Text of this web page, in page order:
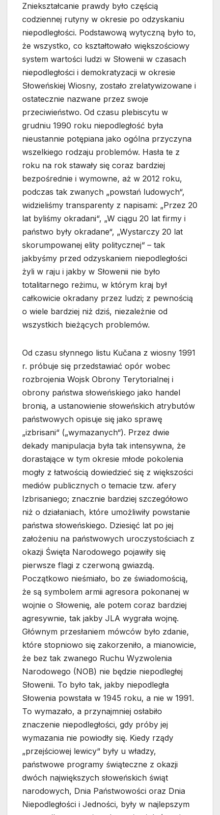
Zniekształcanie prawdy było częścią
codziennej rutyny w okresie po odzyskaniu
niepodległości. Podstawową wytyczną było to,
że wszystko, co kształtowało większościowy
system wartości ludzi w Słowenii w czasach
niepodległości i demokratyzacji w okresie
Słoweńskiej Wiosny, zostało zrelatywizowane i
ostatecznie nazwane przez swoje
przeciwieństwo. Od czasu plebiscytu w
grudniu 1990 roku niepodległość była
nieustannie potępiana jako ogólna przyczyna
wszelkiego rodzaju problemów. Hasła te z
roku na rok stawały się coraz bardziej
bezpośrednie i wymowne, aż w 2012 roku,
podczas tak zwanych „powstań ludowych“,
widzieliśmy transparenty z napisami: „Przez 20
lat byliśmy okradani“, „W ciągu 20 lat firmy i
państwo były okradane“, „Wystarczy 20 lat
skorumpowanej elity politycznej“ – tak
jakbyśmy przed odzyskaniem niepodległości
żyli w raju i jakby w Słowenii nie było
totalitarnego reżimu, w którym kraj był
całkowicie okradany przez ludzi; z pewnością
o wiele bardziej niż dziś, niezależnie od
wszystkich bieżących problemów.
Od czasu słynnego listu Kučana z wiosny 1991
r. próbuje się przedstawiać opór wobec
rozbrojenia Wojsk Obrony Terytorialnej i
obrony państwa słoweńskiego jako handel
bronią, a ustanowienie słoweńskich atrybutów
państwowych opisuje się jako sprawę
„izbrisani“ („wymazanych“). Przez dwie
dekady manipulacja była tak intensywna, że
dorastające w tym okresie młode pokolenia
mogły z łatwością dowiedzieć się z większości
mediów publicznych o temacie tzw. afery
Izbrisaniego; znacznie bardziej szczegółowo
niż o działaniach, które umożliwiły powstanie
państwa słoweńskiego. Dziesięć lat po jej
założeniu na państwowych uroczystościach z
okazji Święta Narodowego pojawiły się
pierwsze flagi z czerwoną gwiazdą.
Początkowo nieśmiało, bo ze świadomością,
że są symbolem armii agresora pokonanej w
wojnie o Słowenię, ale potem coraz bardziej
agresywnie, tak jakby JLA wygrała wojnę.
Głównym przesłaniem mówców było zdanie,
które stopniowo się zakorzeniło, a mianowicie,
że bez tak zwanego Ruchu Wyzwolenia
Narodowego (NOB) nie będzie niepodległej
Słowenii. To było tak, jakby niepodległa
Słowenia powstała w 1945 roku, a nie w 1991.
To wymazało, a przynajmniej osłabiło
znaczenie niepodległości, gdy próby jej
wymazania nie powiodły się. Kiedy rządy
„przejściowej lewicy“ były u władzy,
państwowe programy świąteczne z okazji
dwóch największych słoweńskich świąt
narodowych, Dnia Państwowości oraz Dnia
Niepodległości i Jedności, były w najlepszym